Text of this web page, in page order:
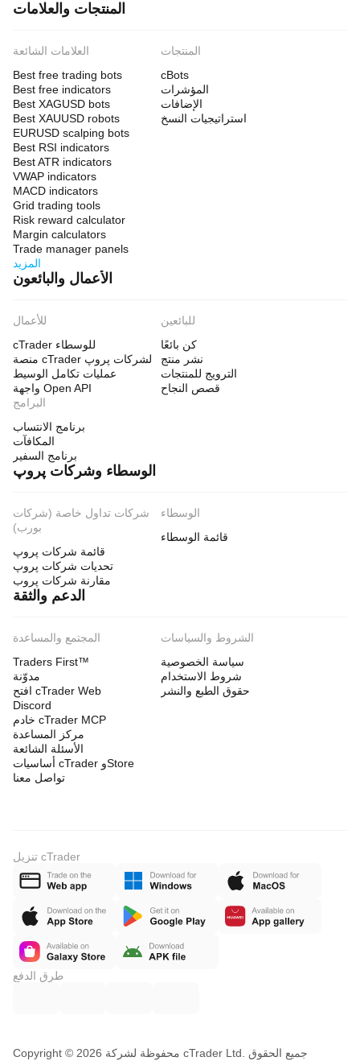
المنتجات والعلامات
العلامات الشائعة
Best free trading bots
Best free indicators
Best XAGUSD bots
Best XAUUSD robots
EURUSD scalping bots
Best RSI indicators
Best ATR indicators
VWAP indicators
MACD indicators
Grid trading tools
Risk reward calculator
Margin calculators
Trade manager panels
المزيد
المنتجات
cBots
المؤشرات
الإضافات
استراتيجيات النسخ
الأعمال والبائعون
للأعمال
cTrader للوسطاء
منصة cTrader لشركات پروپ
عمليات تكامل الوسيط
واجهة Open API
للبائعين
كن بائعًا
نشر منتج
الترويج للمنتجات
قصص النجاح
البرامج
برنامج الانتساب
المكافآت
برنامج السفير
الوسطاء وشركات پروپ
شركات تداول خاصة (شركات
بورب)
قائمة شركات پروپ
تحديات شركات پروپ
مقارنة شركات پروب
الوسطاء
قائمة الوسطاء
الدعم والثقة
المجتمع والمساعدة
Traders First™
مدوّنة
افتح cTrader Web
Discord
خادم cTrader MCP
مركز المساعدة
الأسئلة الشائعة
أساسيات cTrader وStore
تواصل معنا
الشروط والسياسات
سياسة الخصوصية
شروط الاستخدام
حقوق الطبع والنشر
تنزيل cTrader
طرق الدفع
Copyright © محفوظة لشركة 2026 cTrader Ltd. جميع الحقوق